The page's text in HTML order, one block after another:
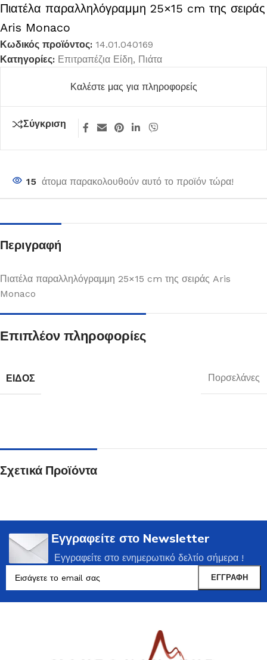
Πιατέλα παραλληλόγραμμη 25×15 cm της σειράς
Aris Monaco
Κωδικός προϊόντος: 14.01.040169
Κατηγορίες: Επιτραπέζια Είδη, Πιάτα
Καλέστε μας για πληροφορείς
Σύγκριση
15 άτομα παρακολουθούν αυτό το προϊόν τώρα!
Περιγραφή
Πιατέλα παραλληλόγραμμη 25×15 cm της σειράς Aris
Monaco
Επιπλέον πληροφορίες
ΕΊΔΟΣ Πορσελάνες
Σχετικά Προϊόντα
Εγγραφείτε στο Newsletter
Εγγραφείτε στο ενημερωτικό δελτίο σήμερα !